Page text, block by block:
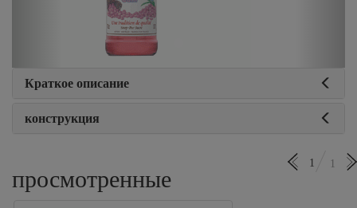
Краткое описание
конструкция
просмотренные
1 1